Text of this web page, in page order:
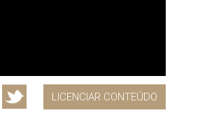
LICENCIAR CONTEÚDO